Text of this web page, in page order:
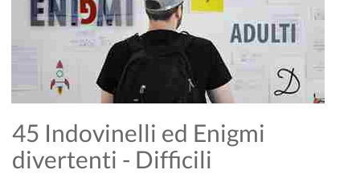
45 Indovinelli ed Enigmi
divertenti - Difficili